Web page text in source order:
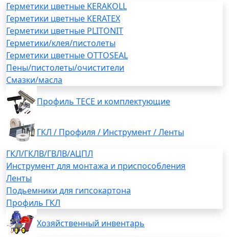
Герметики цветные KERAKOLL
Герметики цветные KERATEX
Герметики цветные PLITONIT
Герметики/клея/пистолеты
Герметики цветные OTTOSEAL
Пены/пистолеты/очистители
Смазки/масла
Профиль TECE и комплектующие
ГКЛ / Профиля / Инструмент / Ленты
ГКЛ/ГКЛВ/ГВЛВ/АЦПЛ
Инструмент для монтажа и приспособления
Ленты
Подьемники для гипсокартона
Профиль ГКЛ
Хозяйственный инвентарь